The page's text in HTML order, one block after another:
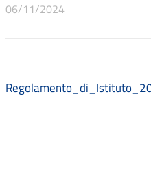
06/11/2024